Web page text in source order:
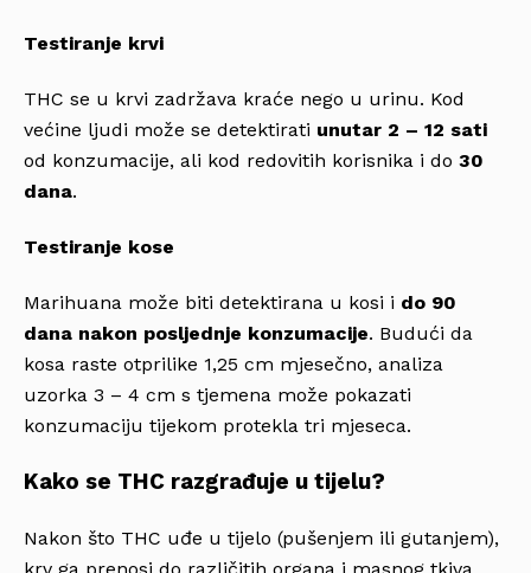
Testiranje krvi
THC se u krvi zadržava kraće nego u urinu. Kod
većine ljudi može se detektirati unutar 2 – 12 sati
od konzumacije, ali kod redovitih korisnika i do 30
dana.
Testiranje kose
Marihuana može biti detektirana u kosi i do 90
dana nakon posljednje konzumacije. Budući da
kosa raste otprilike 1,25 cm mjesečno, analiza
uzorka 3 – 4 cm s tjemena može pokazati
konzumaciju tijekom protekla tri mjeseca.
Kako se THC razgrađuje u tijelu?
Nakon što THC uđe u tijelo (pušenjem ili gutanjem),